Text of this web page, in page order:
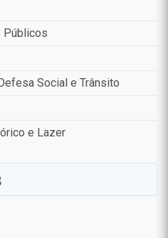
Públicos
Social e Trânsito
e Lazer